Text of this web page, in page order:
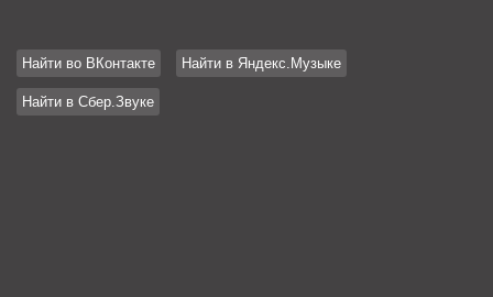
Найти во ВКонтакте Найти в Яндекс.Музыке
Найти в Сбер.Звуке